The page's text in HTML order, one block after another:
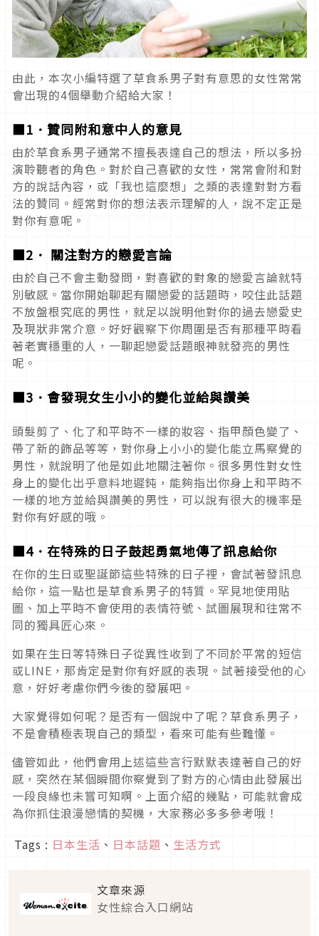
由此，本次小編特選了草食系男子對有意思的女性常常
會出現的4個舉動介紹給大家！
■1．贊同附和意中人的意見
由於草食系男子通常不擅長表達自己的想法，所以多扮
演聆聽者的角色。對於自己喜歡的女性，常常會附和對
方的說話內容，或「我也這麼想」之類的表達對對方看
法的贊同。經常對你的想法表示理解的人，說不定正是
對你有意呢。
■2． 關注對方的戀愛言論
由於自己不會主動發問，對喜歡的對象的戀愛言論就特
別敏感。當你開始聊起有關戀愛的話題時，咬住此話題
不放盤根究底的男性，就足以說明他對你的過去戀愛史
及現狀非常介意。好好觀察下你周圍是否有那種平時看
著老實穩重的人，一聊起戀愛話題眼神就發亮的男性
呢。
■3．會發現女生小小的變化並給與讚美
頭髮剪了、化了和平時不一樣的妝容、指甲顏色變了、
帶了新的飾品等等，對你身上小小的變化能立馬察覺的
男性，就說明了他是如此地關注著你。很多男性對女性
身上的變化出乎意料地遲鈍，能夠指出你身上和平時不
一樣的地方並給與讚美的男性，可以說有很大的機率是
對你有好感的哦。
■4．在特殊的日子鼓起勇氣地傳了訊息給你
在你的生日或聖誕節這些特殊的日子裡，會試著發訊息
給你，這一點也是草食系男子的特質。罕見地使用貼
圖、加上平時不會使用的表情符號、試圖展現和往常不
同的獨具匠心來。
如果在生日等特殊日子從異性收到了不同於平常的短信
或LINE，那肯定是對你有好感的表現。試著接受他的心
意，好好考慮你們今後的發展吧。
大家覺得如何呢？是否有一個說中了呢？草食系男子，
不是會積極表現自己的類型，看來可能有些難懂。
儘管如此，他們會用上述這些言行默默表達著自己的好
感，突然在某個瞬間你察覺到了對方的心情由此發展出
一段良緣也未嘗可知啊。上面介紹的幾點，可能就會成
為你抓住浪漫戀情的契機，大家務必多多參考哦！
Tags : 日本生活 、 日本話題 、 生活方式
文章來源
女性綜合入口網站